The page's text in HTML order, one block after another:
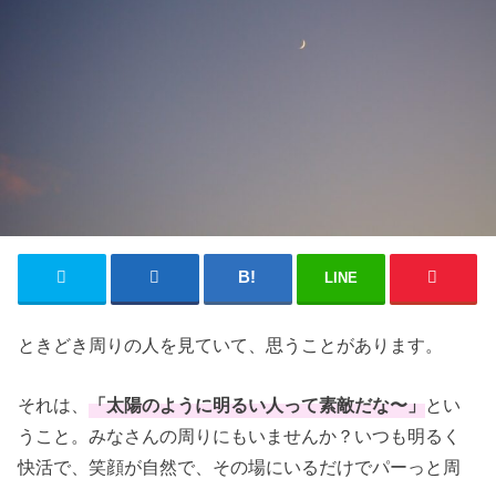
LINE
ときどき周りの人を見ていて、思うことがあります。
それは、「太陽のように明るい人って素敵だな〜」とい
うこと。みなさんの周りにもいませんか？いつも明るく
快活で、笑顔が自然で、その場にいるだけでパーっと周